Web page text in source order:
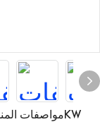
مواصفات المنشار السلكي الزاحف ذو المغناطيس الدائم 22KW